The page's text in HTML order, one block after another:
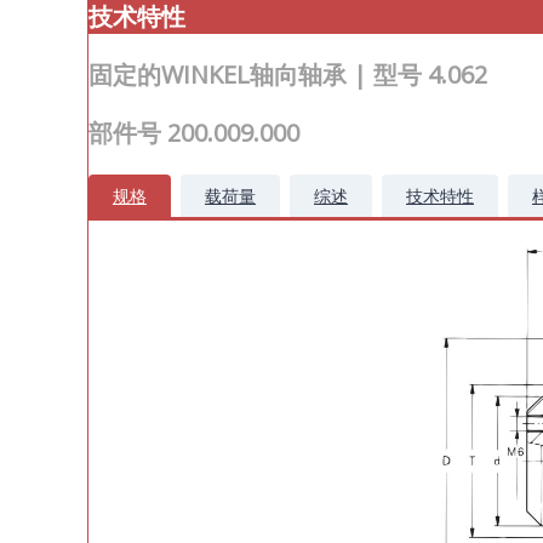
技术特性
固定的WINKEL轴向轴承 | 型号 4.062
部件号 200.009.000
规格 载荷量 综述 技术特性